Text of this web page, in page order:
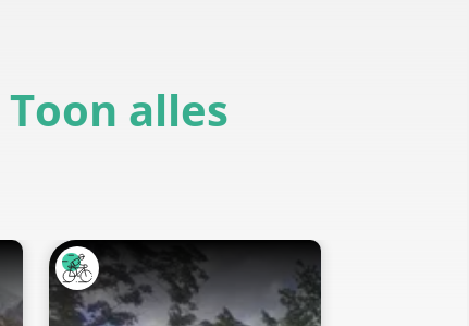
Toon alles